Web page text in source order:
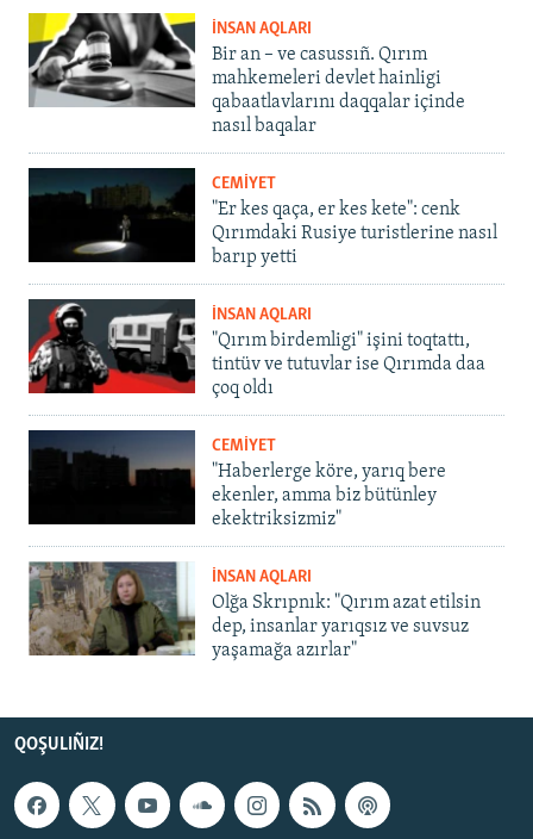
İNSAN AQLARI
Bir an – ve casussıñ. Qırım
mahkemeleri devlet hainligi
qabaatlavlarını daqqalar içinde
nasıl baqalar
CEMİYET
"Er kes qaça, er kes kete": cenk
Qırımdaki Rusiye turistlerine nasıl
barıp yetti
İNSAN AQLARI
"Qırım birdemligi" işini toqtattı,
tintüv ve tutuvlar ise Qırımda daa
çoq oldı
CEMİYET
"Haberlerge köre, yarıq bere
ekenler, amma biz bütünley
ekektriksizmiz"
İNSAN AQLARI
Olğa Skrıpnık: "Qırım azat etilsin
dep, insanlar yarıqsız ve suvsuz
yaşamağa azırlar"
QOŞULIÑIZ!